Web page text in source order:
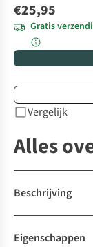
€25,95
Gratis
Vergelijk
Alles
Beschrijving
Eigenschappen